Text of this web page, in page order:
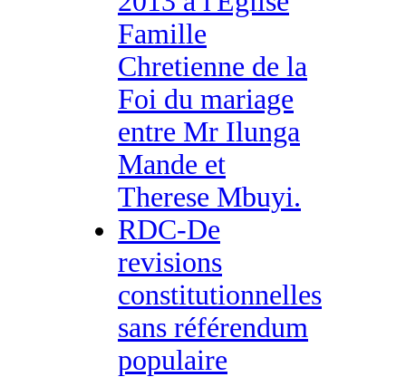
Famille
Chretienne de la
Foi du mariage
entre Mr Ilunga
Mande et
Therese Mbuyi.
RDC-De
revisions
constitutionnelles
sans référendum
populaire